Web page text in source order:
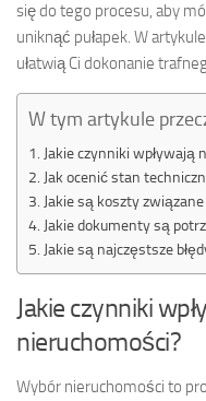
się do tego procesu, aby
uniknąć pułapek. W
ułatwią Ci dokonanie
W tym artykule
Jakie czynniki wpływają
Jak ocenić stan
Jakie są koszty
Jakie dokumenty są
Jakie są najczęstsze
Jakie czynniki
nieruchomości?
Wybór nieruchomości to